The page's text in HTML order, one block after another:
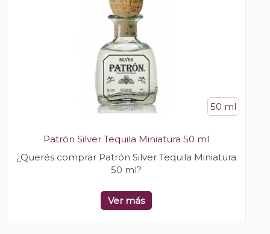
50 ml
Patrón Silver Tequila Miniatura 50 ml
¿Querés comprar Patrón Silver Tequila Miniatura
50 ml?
Ver más